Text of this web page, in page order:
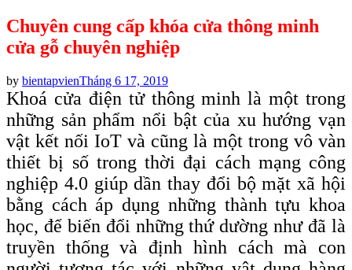
Chuyên cung cấp khóa cửa thông minh
cửa gỗ chuyên nghiệp
by bientapvienPosted
on
Tháng 6 17, 2019
Khoá cửa điện tử thông minh là một trong
những sản phẩm nổi bật của xu hướng vạn
vật kết nối IoT và cũng là một trong vô vàn
thiết bị số trong thời đại cách mạng công
nghiệp 4.0 giúp dần thay đổi bộ mặt xã hội
bằng cách áp dụng những thành tựu khoa
học, để biến đổi những thứ dường như đã là
truyền thống và định hình cách mà con